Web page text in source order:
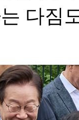
다짐